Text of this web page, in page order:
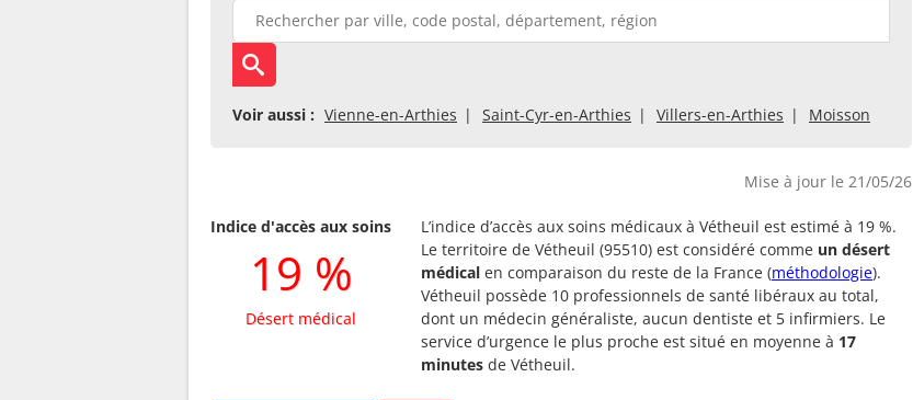
Voir aussi : Vienne-en-Arthies Saint-Cyr-en-Arthies Villers-en-Arthies Moisson
Mise à jour le 21/05/26
Indice d'accès aux soins
19 %
Désert médical
L’indice d’accès aux soins médicaux à Vétheuil est estimé à 19 %.
Le territoire de Vétheuil (95510) est considéré comme un désert
médical en comparaison du reste de la France (méthodologie).
Vétheuil possède 10 professionnels de santé libéraux au total,
dont un médecin généraliste, aucun dentiste et 5 infirmiers. Le
service d’urgence le plus proche est situé en moyenne à 17
minutes de Vétheuil.